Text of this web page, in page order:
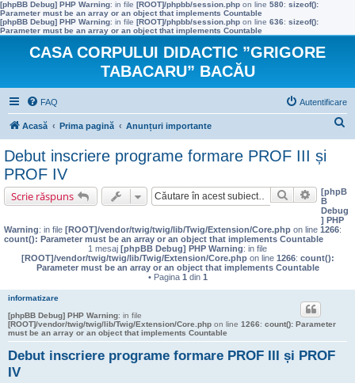
[phpBB Debug] PHP Warning: in file [ROOT]/phpbb/session.php on line 580: sizeof():
Parameter must be an array or an object that implements Countable
[phpBB Debug] PHP Warning: in file [ROOT]/phpbb/session.php on line 636: sizeof():
Parameter must be an array or an object that implements Countable
CASA CORPULUI DIDACTIC ”GRIGORE
TABACARU” BACĂU
FAQ Autentificare
Acasă Prima pagină Anunțuri importante
Debut inscriere programe formare PROF III și
PROF IV
Scrie răspuns Căutare[phpB
B
Debug
] PHP
Warning: in file [ROOT]/vendor/twig/twig/lib/Twig/Extension/Core.php on line 1266:
count(): Parameter must be an array or an object that implements Countable
1 mesaj [phpBB Debug] PHP Warning: in file
[ROOT]/vendor/twig/twig/lib/Twig/Extension/Core.phpon line 1266: count():
Parameter must be an array or an object that implements Countable
• Pagina 1 din 1
informatizare
[phpBB Debug] PHP Warning: in file
[ROOT]/vendor/twig/twig/lib/Twig/Extension/Core.php on line 1266: count(): Parameter
must be an array or an object that implements Countable
Debut inscriere programe formare PROF III și PROF
IV